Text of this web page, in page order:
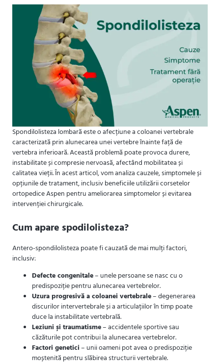
Spondilolisteza lombară este o afecțiune a coloanei vertebrale
caracterizată prin alunecarea unei vertebre înainte față de
vertebra inferioară. Această problemă poate provoca durere,
instabilitate și compresie nervoasă, afectând mobilitatea și
calitatea vieții. În acest articol, vom analiza cauzele, simptomele și
opțiunile de tratament, inclusiv beneficiile utilizării corsetelor
ortopedice Aspen pentru ameliorarea simptomelor și evitarea
intervenției chirurgicale.
Cum apare spodilolisteza?
Antero-spondilolisteza poate fi cauzată de mai mulți factori,
inclusiv:
Defecte congenitale– unele persoane se nasc cu o
predispoziție pentru alunecarea vertebrelor.
Uzura progresivă a coloanei vertebrale– degenerarea
discurilor intervertebrale și a articulațiilor în timp poate
duce la instabilitate vertebrală.
Leziuni și traumatisme– accidentele sportive sau
căzăturile pot contribui la alunecarea vertebrelor.
Factori genetici– unii oameni pot avea o predispoziție
moștenită pentru slăbirea structurii vertebrale.